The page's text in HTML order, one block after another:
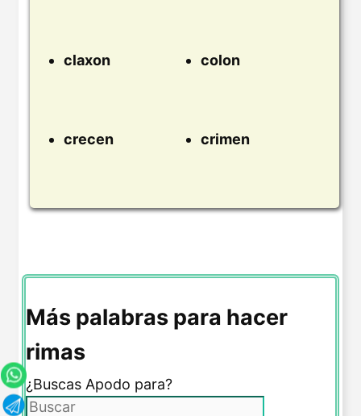
claxon colon
crecen crimen
Más palabras para hacer
rimas
¿Buscas Apodo para?